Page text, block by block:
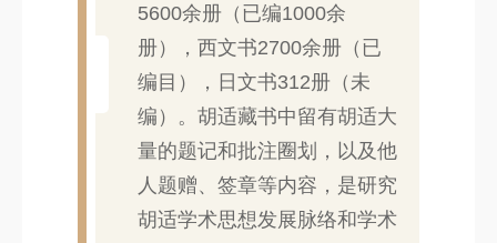
5600余册（已编1000余
册），西文书2700余册（已
编目），日文书312册（未
编）。胡适藏书中留有胡适大
量的题记和批注圈划，以及他
人题赠、签章等内容，是研究
胡适学术思想发展脉络和学术